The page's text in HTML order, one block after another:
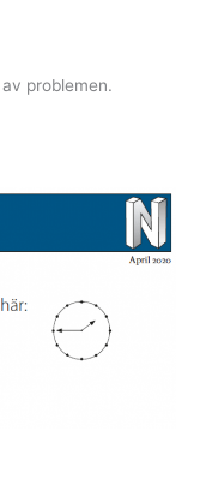
problemen.